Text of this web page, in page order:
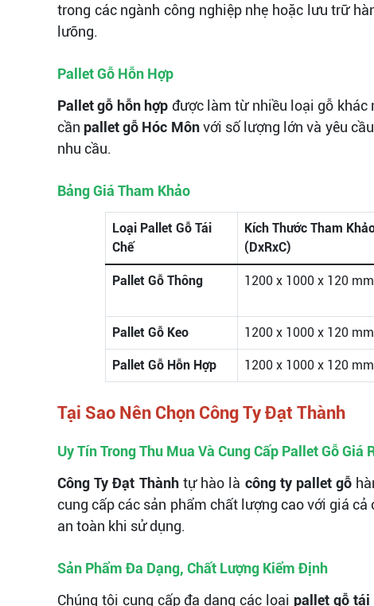
trong các ngành công nghiệp nhẹ hoặc lưu trữ
lưỡng.
Pallet Gỗ Hỗn Hợp
Pallet gỗ hỗn hợp được làm từ nhiều loại gỗ khác
cần pallet gỗ Hóc Mônvới số lượng lớn và yêu
nhu cầu.
Bảng Giá Tham Khảo
Loại Pallet Gỗ Tái
Chế
Kích Thước Tham
(DxRxC)
Pallet Gỗ Thông 1200 x 1000 x 120 mm
Pallet Gỗ Keo 1200 x 1000 x 120 mm
Pallet Gỗ Hỗn Hợp 1200 x 1000 x 120 mm
Tại Sao Nên Chọn Công Ty Đạt Thành
Uy Tín Trong Thu Mua Và Cung Cấp Pallet Gỗ Giá
Công Ty Đạt Thànhtự hào là công ty pallet gỗ
cung cấp các sản phẩm chất lượng cao với giá
an toàn khi sử dụng.
Sản Phẩm Đa Dạng, Chất Lượng Kiểm Định
Chúng tôi cung cấp đa dạng các loại pallet gỗ tái